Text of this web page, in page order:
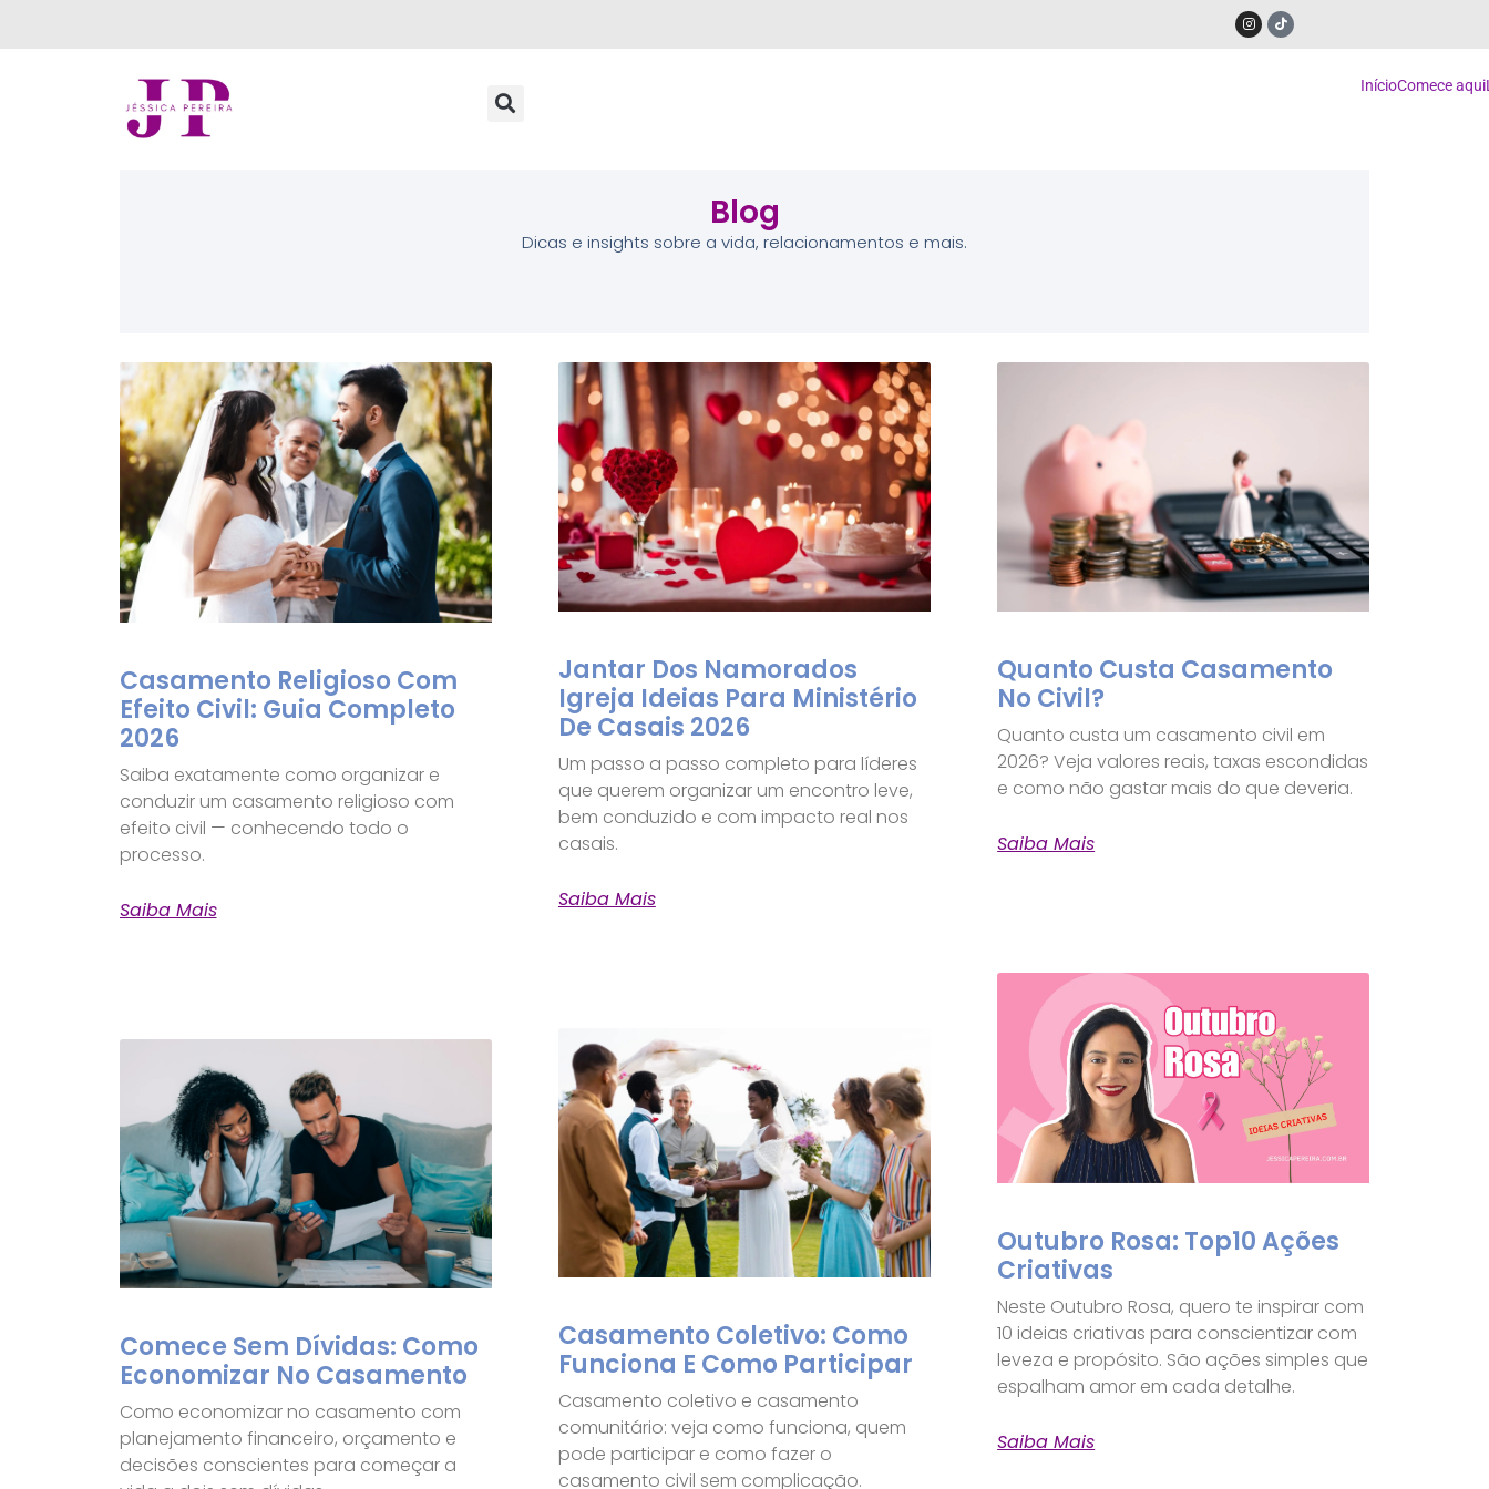
InícioComece aqui
Blog
Dicas e insights sobre a vida, relacionamentos e mais.
Casamento Religioso Com
Efeito Civil: Guia Completo
2026
Saiba exatamente como organizar e
conduzir um casamento religioso com
efeito civil — conhecendo todo o
processo.
Saiba Mais
Jantar Dos Namorados
Igreja Ideias Para Ministério
De Casais 2026
Um passo a passo completo para líderes
que querem organizar um encontro leve,
bem conduzido e com impacto real nos
casais.
Saiba Mais
Quanto Custa Casamento
No Civil?
Quanto custa um casamento civil em
2026? Veja valores reais, taxas escondidas
e como não gastar mais do que deveria.
Saiba Mais
Comece Sem Dívidas: Como
Economizar No Casamento
Como economizar no casamento com
planejamento financeiro, orçamento e
decisões conscientes para começar a
Casamento Coletivo: Como
Funciona E Como Participar
Casamento coletivo e casamento
comunitário: veja como funciona, quem
pode participar e como fazer o
casamento civil sem complicação.
Outubro Rosa: Top10 Ações
Criativas
Neste Outubro Rosa, quero te inspirar com
10 ideias criativas para conscientizar com
leveza e propósito. São ações simples que
espalham amor em cada detalhe.
Saiba Mais